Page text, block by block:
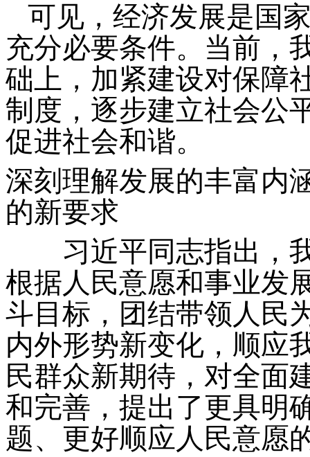
可见，经济发展是国
充分必要条件。当前，
础上，加紧建设对保障
制度，逐步建立社会公
促进社会和谐。
深刻理解发展的丰富内
的新要求
习近平同志指出，我
根据人民意愿和事业发
斗目标，团结带领人民
内外形势新变化，顺应
民群众新期待，对全面
和完善，提出了更具明
题、更好顺应人民意愿